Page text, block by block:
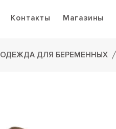
Контакты Магазины
ОДЕЖДА ДЛЯ БЕРЕМЕННЫХ